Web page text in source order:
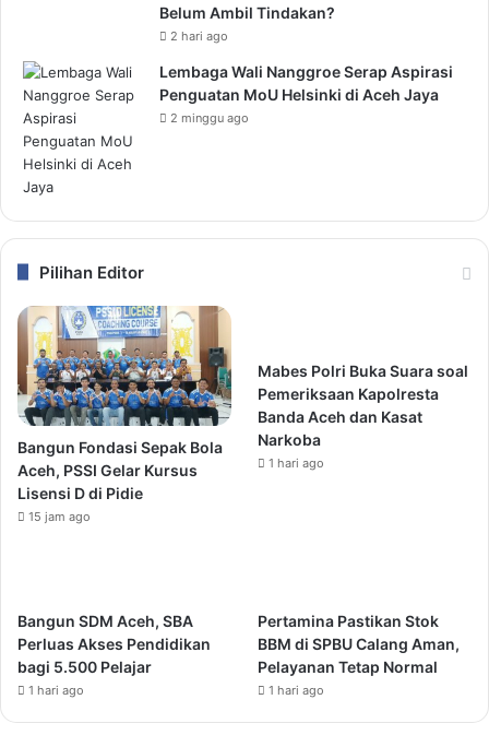
Belum Ambil Tindakan?
2 hari ago
Lembaga Wali Nanggroe Serap Aspirasi
Penguatan MoU Helsinki di Aceh Jaya
2 minggu ago
Pilihan Editor
Bangun Fondasi Sepak Bola
Aceh, PSSI Gelar Kursus
Lisensi D di Pidie
15 jam ago
Mabes Polri Buka Suara soal
Pemeriksaan Kapolresta
Banda Aceh dan Kasat
Narkoba
1 hari ago
Bangun SDM Aceh, SBA
Perluas Akses Pendidikan
bagi 5.500 Pelajar
1 hari ago
Pertamina Pastikan Stok
BBM di SPBU Calang Aman,
Pelayanan Tetap Normal
1 hari ago